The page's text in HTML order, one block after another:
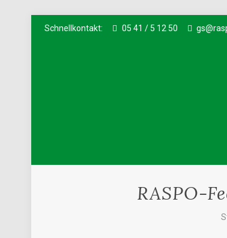
Schnellkontakt: 05 41 / 5 12 50
RASPO-